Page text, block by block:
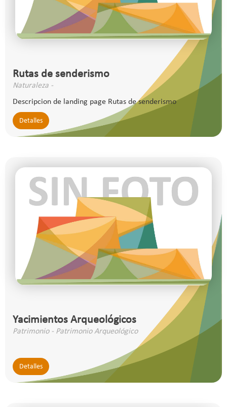
Rutas de senderismo
Naturaleza -
Descripcion de landing page Rutas de senderismo
Detalles
Yacimientos Arqueológicos
Patrimonio - Patrimonio Arqueológico
Detalles